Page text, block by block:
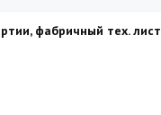
фабричный тех. лист